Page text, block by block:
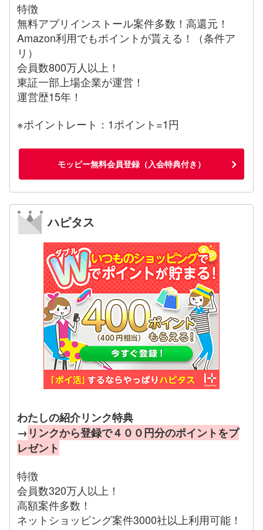
特徴
無料アプリインストール案件多数！高還元！
Amazon利用でもポイントが貰える！（条件ア
リ）
会員数800万人以上！
東証一部上場企業が運営！
運営歴15年！
※ポイントレート：1ポイント=1円
モッピー無料会員登録（入会特典付き）
ハピタス
わたしの紹介リンク特典
→ リンクから登録で４００円分のポイントをプ
レゼント
特徴
会員数320万人以上！
高額案件多数！
ネットショッピング案件3000社以上利用可能！